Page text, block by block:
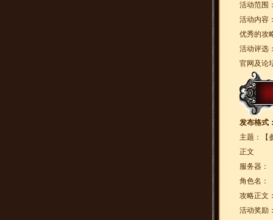
活动范围
活动内容
优秀的攻
活动评选
官网及论
发布格式
主题：【
正文
服务器：
角色名：
攻略正文
活动奖励